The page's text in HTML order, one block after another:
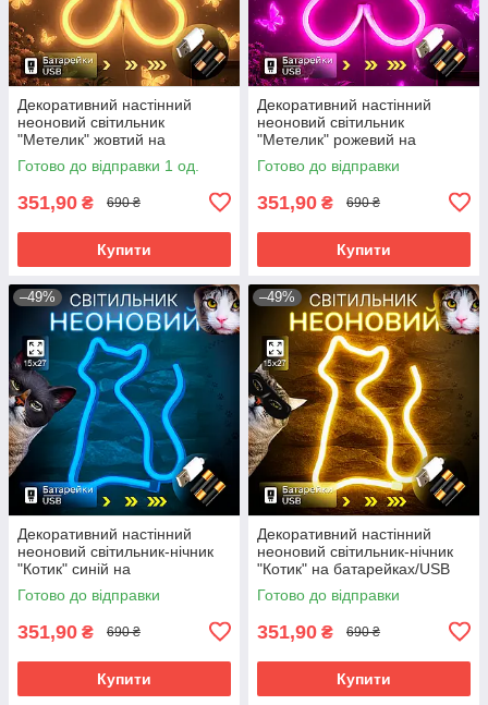
Декоративний настінний
неоновий світильник
"Метелик" жовтий на
батарейках/USB 15.4*22.6 см
Готово до відправки 1 од.
351,90 ₴ 690 ₴
Купити
Декоративний настінний
неоновий світильник
"Метелик" рожевий на
батарейках/USB 15.4*22.6 см
Готово до відправки
351,90 ₴ 690 ₴
Купити
–49%
Декоративний настінний
неоновий світильник-нічник
"Котик" синій на
батарейках/USB 17*23.5 см
Готово до відправки
351,90 ₴ 690 ₴
Купити
–49%
Декоративний настінний
неоновий світильник-нічник
"Котик" на батарейках/USB
17*23.5 см
Готово до відправки
351,90 ₴ 690 ₴
Купити